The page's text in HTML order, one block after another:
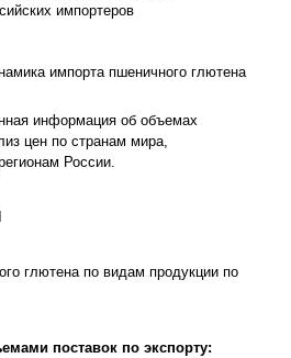
импортеров
импорта пшеничного глютена
информация об объемах
цен по странам мира,
России.
глютена по видам продукции по
поставок по экспорту: